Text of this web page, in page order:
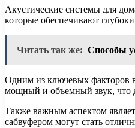
Акустические системы для
которые обеспечивают
Читать так же: Способы
Одним из ключевых факторов
мощный и объемный звук, что
Также важным аспектом
сабвуфером могут стать